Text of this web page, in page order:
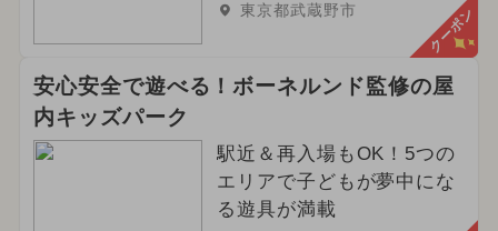
東京都武蔵野市 クーポン
安心安全で遊べる！ボーネルンド監修の屋
内キッズパーク
駅近＆再入場もOK！5つの
エリアで子どもが夢中にな
る遊具が満載